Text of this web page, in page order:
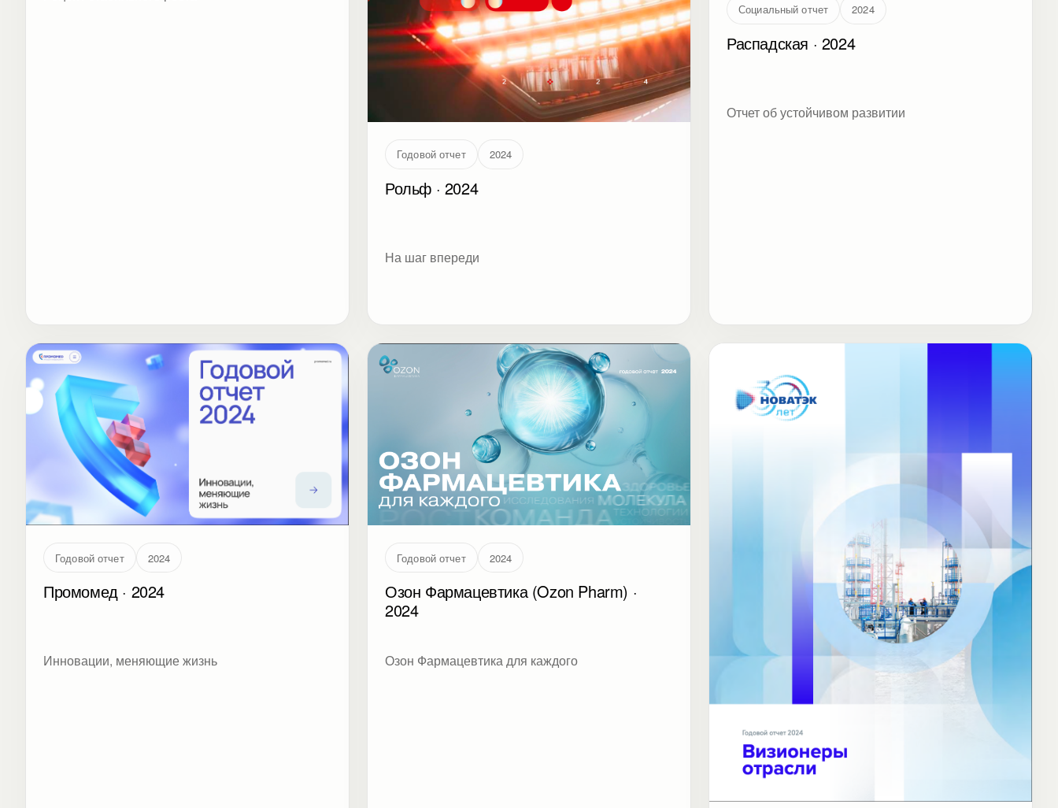
Годовой отчет 2024
Рольф · 2024
На шаг впереди
Социальный отчет 2024
Распадская · 2024
Отчет об устойчивом развитии
Годовой отчет 2024
Промомед · 2024
Инновации, меняющие жизнь
Годовой отчет 2024
Озон Фармацевтика (Ozon Pharm) ·
2024
Озон Фармацевтика для каждого